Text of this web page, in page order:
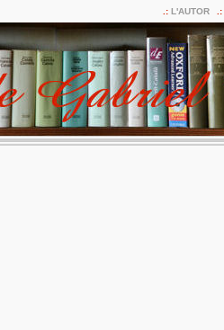
L'AUTOR